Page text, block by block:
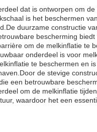
dat is ontworpen om
is het beschermen
duurzame constructie
bescherming biedt
om de melkinflatie te
onderdeel is voor
te beschermen en
de stevige
een betrouwbare
om de melkinflatie
waardoor het een